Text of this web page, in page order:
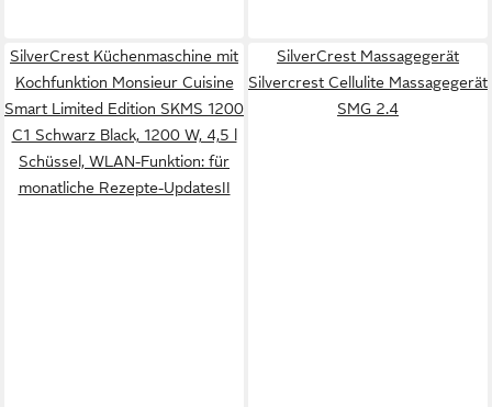
SilverCrest Küchenmaschine mit
Kochfunktion Monsieur Cuisine
Smart Limited Edition SKMS 1200
C1 Schwarz Black, 1200 W, 4,5 l
Schüssel, WLAN-Funktion: für
monatliche Rezepte-UpdatesII
SilverCrest Massagegerät
Silvercrest Cellulite Massagegerät
SMG 2.4